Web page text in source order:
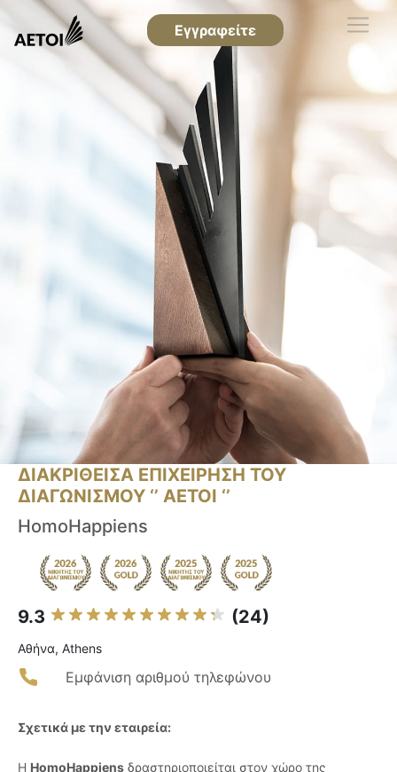
Εγγραφείτε
ΔΙΑΚΡΙΘΕΙΣΑ ΕΠΙΧΕΙΡΗΣΗ ΤΟΥ
ΔΙΑΓΩΝΙΣΜΟΥ ‘’ ΑΕΤΟΙ ‘’
HomoHappiens
9.3 (24)
Αθήνα, Athens
Εμφάνιση αριθμού τηλεφώνου
Σχετικά με την εταιρεία:
Η HomoHappiens δραστηριοποιείται στον χώρο της